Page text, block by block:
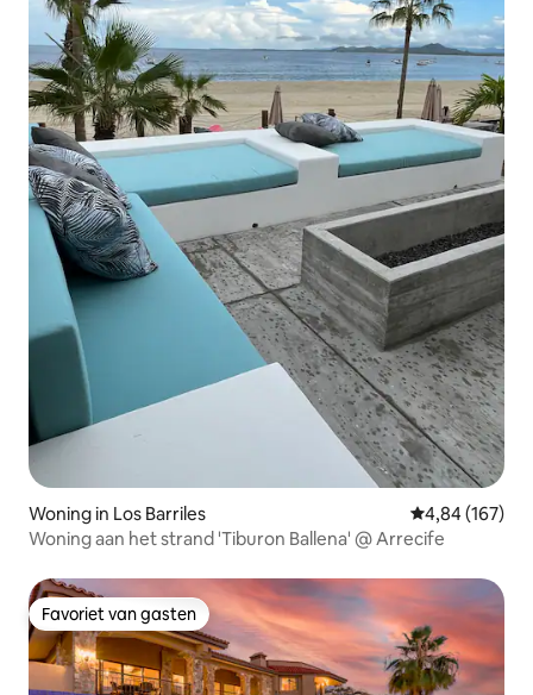
Woning in Los Barriles Gemiddelde
4,84 (167)
Woning aan het strand 'Tiburon Ballena' @ Arrecife
Favoriet van gasten
Favoriet van gasten